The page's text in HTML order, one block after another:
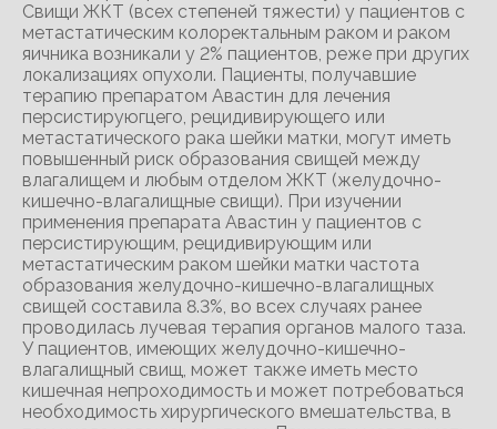
Свищи ЖКТ (всех степеней тяжести) у пациентов с
метастатическим колоректальным раком и раком
яичника возникали у 2% пациентов, реже при других
локализациях опухоли. Пациенты, получавшие
терапию препаратом Авастин для лечения
персистируюгцего, рецидивирующего или
метастатического рака шейки матки, могут иметь
повышенный риск образования свищей между
влагалищем и любым отделом ЖКТ (желудочно-
кишечно-влагалищные свищи). При изучении
применения препарата Авастин у пациентов с
персистирующим, рецидивирующим или
метастатическим раком шейки матки частота
образования желудочно-кишечно-влагалищных
свищей составила 8.3%, во всех случаях ранее
проводилась лучевая терапия органов малого таза.
У пациентов, имеющих желудочно-кишечно-
влагалищный свищ, может также иметь место
кишечная непроходимость и может потребоваться
необходимость хирургического вмешательства, в